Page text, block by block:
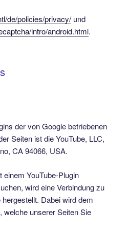
de/policies/privacy/ und
intro/android.html.
der von Google betriebenen
Seiten ist die YouTube, LLC,
CA 94066, USA.
YouTube-Plugin
wird eine Verbindung zu
Dabei wird dem
welche unserer Seiten Sie